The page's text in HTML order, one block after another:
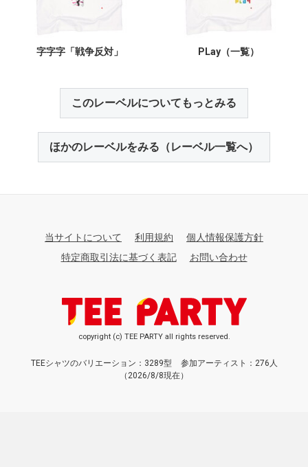
字字字「戦争反対」 PLay（一覧）
このレーベルについてもっとみる
ほかのレーベルをみる（レーベル一覧へ）
当サイトについて 利用規約
個人情報保護方針
特定商取引法に基づく表記
お問い合わせ
copyright (c) TEE PARTY all rights reserved.
TEEシャツのバリエーション：3289型
参加アーティスト：276人
（2026/8/8現在）